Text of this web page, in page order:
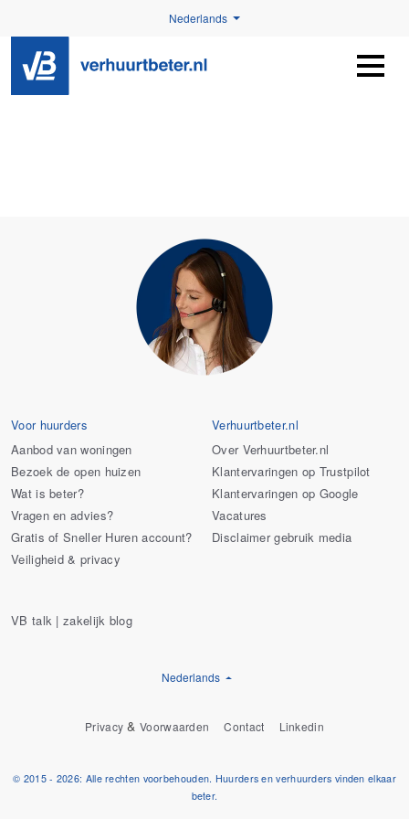
Nederlands
Voor huurders
Aanbod van woningen
Bezoek de open huizen
Wat is beter?
Vragen en advies?
Gratis of Sneller Huren account?
Veiligheid & privacy
Verhuurtbeter.nl
Over Verhuurtbeter.nl
Klantervaringen op Trustpilot
Klantervaringen op Google
Vacatures
Disclaimer gebruik media
VB talk | zakelijk blog
Nederlands
Privacy &Voorwaarden Contact Linkedin
© 2015 - 2026: Alle rechten voorbehouden. Huurders en verhuurders vinden elkaar
beter.